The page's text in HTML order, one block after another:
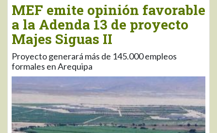
MEF emite opinión favorable
a la Adenda 13 de proyecto
Majes Siguas II
Proyecto generará más de 145.000 empleos
formales en Arequipa